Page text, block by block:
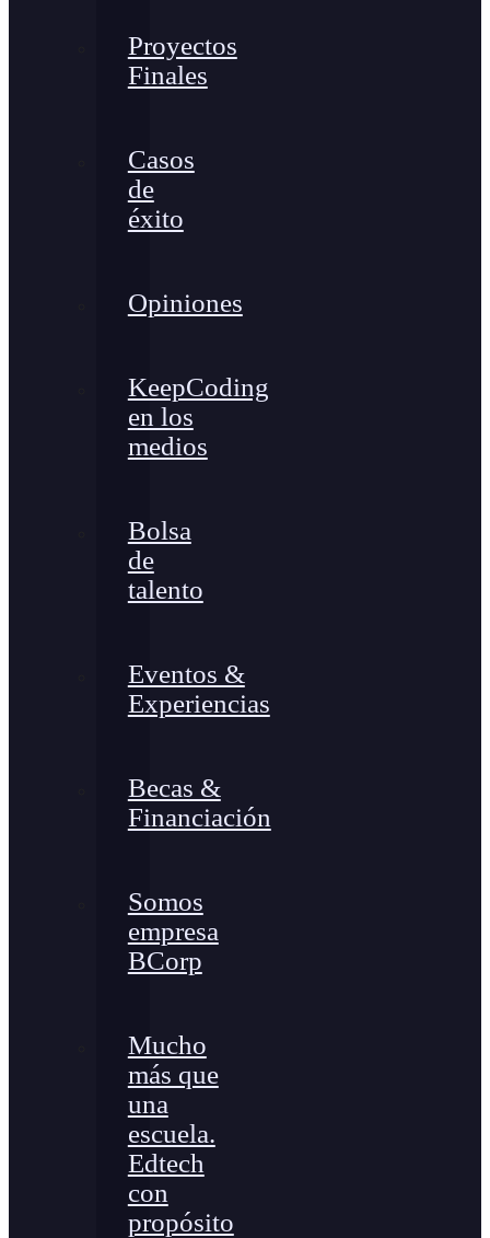
Proyectos
Finales
Casos
de
éxito
Opiniones
KeepCoding
en los
medios
Bolsa
de
talento
Eventos &
Experiencias
Becas &
Financiación
Somos
empresa
BCorp
Mucho
más que
una
escuela.
Edtech
con
propósito